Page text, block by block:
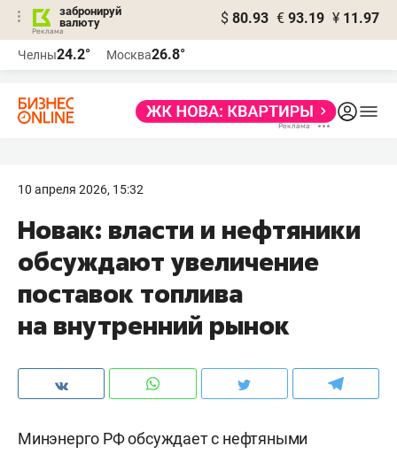
забронируй
валюту
$ 80.93 € 93.19 ¥ 11.97
Челны24.2° Москва26.8°
10 апреля 2026, 15:32
Новак: власти и нефтяники
обсуждают увеличение
поставок топлива
на внутренний рынок
Минэнерго РФ обсуждает с нефтяными